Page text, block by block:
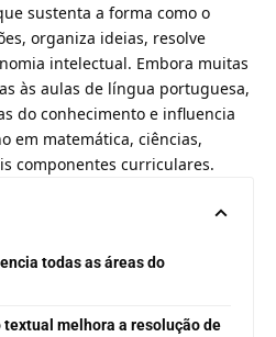
sustenta a forma como o
organiza ideias, resolve
intelectual. Embora muitas
às aulas de língua portuguesa,
do conhecimento e influencia
em matemática, ciências,
componentes curriculares.
todas as áreas do
textual melhora a resolução de